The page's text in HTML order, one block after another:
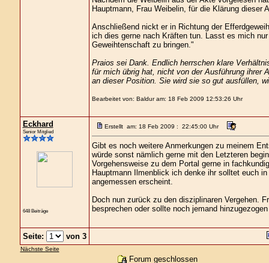
Hauptmann, Frau Weibelin, für die Klärung dieser
Anschließend nickt er in Richtung der
ich dies gerne nach Kräften tun. Lasst es mich
Geweihtenschaft zu bringen."
Praios sei Dank. Endlich herrschen klare
für mich übrig hat, nicht von der Ausführung ihrer
an dieser Position. Sie wird sie so gut ausfüllen,
Bearbeitet von: Baldur am: 18 Feb 2009 12:53:26 Uhr
Eckhard
Senior Mitglied
648 Beiträge
Erstellt am: 18 Feb 2009 : 22:45:00 Uhr
Gibt es noch weitere Anmerkungen zu meinem
würde sonst nämlich gerne mit den Letzteren
Vorgehensweise zu dem Portal gerne in
Hauptmann Ilmenblick ich denke ihr solltet euch
angemessen erscheint.
Doch nun zurück zu den disziplinaren Vergehen.
besprechen oder sollte noch jemand
Seite: von 3
Nächste Seite
Forum geschlossen